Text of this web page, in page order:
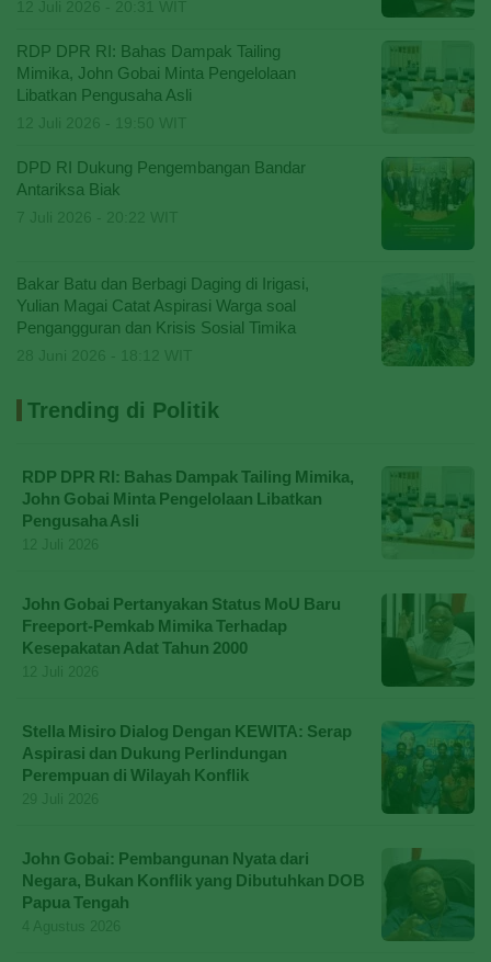
RDP DPR RI: Bahas Dampak Tailing
Mimika, John Gobai Minta Pengelolaan
Libatkan Pengusaha Asli
DPD RI Dukung Pengembangan Bandar
Antariksa Biak
Bakar Batu dan Berbagi Daging di Irigasi,
Yulian Magai Catat Aspirasi Warga soal
Pengangguran dan Krisis Sosial Timika
Trending di Politik
RDP DPR RI: Bahas Dampak Tailing Mimika,
John Gobai Minta Pengelolaan Libatkan
Pengusaha Asli
John Gobai Pertanyakan Status MoU Baru
Freeport-Pemkab Mimika Terhadap
Kesepakatan Adat Tahun 2000
Stella Misiro Dialog Dengan KEWITA: Serap
Aspirasi dan Dukung Perlindungan
Perempuan di Wilayah Konflik
John Gobai: Pembangunan Nyata dari
Negara, Bukan Konflik yang Dibutuhkan DOB
Papua Tengah